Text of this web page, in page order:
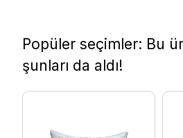
Popüler seçimler: Bu
şunları da aldı!